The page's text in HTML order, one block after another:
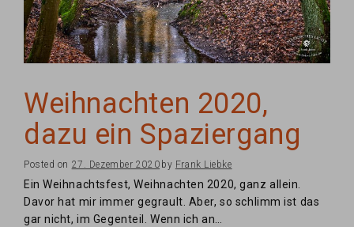
Weihnachten 2020,
dazu ein Spaziergang
Posted on 27. Dezember 2020 by Frank Liebke
Ein Weihnachtsfest, Weihnachten 2020, ganz allein.
Davor hat mir immer gegrault. Aber, so schlimm ist das
gar nicht, im Gegenteil. Wenn ich an…